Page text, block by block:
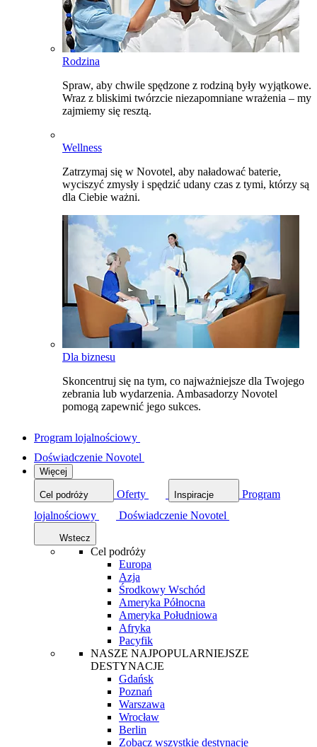
Rodzina
Spraw, aby chwile spędzone z rodziną były wyjątkowe.
Wraz z bliskimi twórzcie niezapomniane wrażenia – my
zajmiemy się resztą.
Wellness
Zatrzymaj się w Novotel, aby naładować baterie,
wyciszyć zmysły i spędzić udany czas z tymi, którzy są
dla Ciebie ważni.
Dla biznesu
Skoncentruj się na tym, co najważniejsze dla Twojego
zebrania lub wydarzenia. Ambasadorzy Novotel
pomogą zapewnić jego sukces.
Program lojalnościowy
Doświadczenie Novotel
Więcej
Cel podróży Oferty Inspiracje
Program
lojalnościowy
Doświadczenie Novotel
Wstecz
Cel podróży
Europa
Azja
Środkowy Wschód
Ameryka Północna
Ameryka Południowa
Afryka
Pacyfik
NASZE NAJPOPULARNIEJSZE
DESTYNACJE
Gdańsk
Poznań
Warszawa
Wrocław
Berlin
Zobacz wszystkie destynacje